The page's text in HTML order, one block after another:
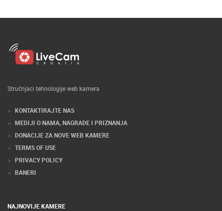
Stručnjaci tehnologije web kamera
KONTAKTIRAJTE NAS
MEDIJI O NAMA, NAGRADE I PRIZNANJA
DONACIJE ZA NOVE WEB KAMERE
TERMS OF USE
PRIVACY POLICY
BANERI
NAJNOVIJE KAMERE